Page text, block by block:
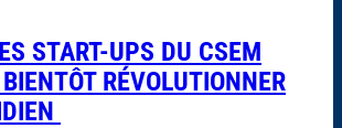
START-UPS DU CSEM
RÉVOLUTIONNER